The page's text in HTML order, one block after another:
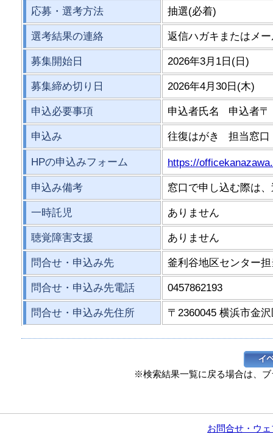
応募・選考方法 抽選(必着)
選考結果の連絡 返信ハガキまたはメ
募集開始日 2026年3月1日(日)
募集締め切り日 2026年4月30日(木)
申込必要事項 申込者氏名 申込者
申込み 往復はがき 担当窓
HPの申込みフォーム https://
申込み備考 窓口で申し込む際は
一時託児 ありません
聴覚障害支援 ありません
問合せ・申込み先 釜利谷地区センター
問合せ・申込み先電話 0457862193
問合せ・申込み先住所 〒2360045 横浜市金
※検索結果一覧に戻る場合は、
お問合せ・ウ